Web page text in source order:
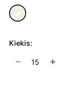
Kiekis:
produkto